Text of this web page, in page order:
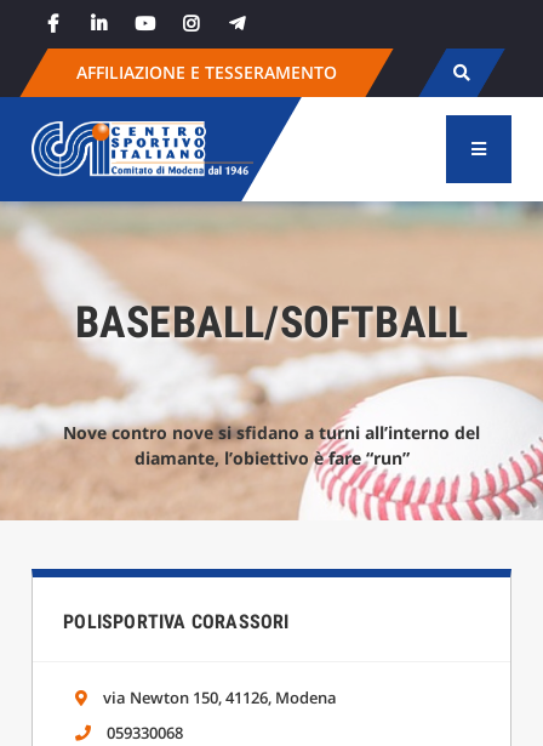
content
AFFILIAZIONE E TESSERAMENTO
BASEBALL/SOFTBALL
Nove contro nove si sfidano a turni all’interno del
diamante, l’obiettivo è fare “run”
POLISPORTIVA CORASSORI
via Newton 150, 41126, Modena
059330068